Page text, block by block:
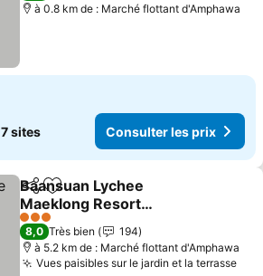
à 0.8 km de : Marché flottant d'Amphawa
7 sites Consulter les prix
PartagerAjouter à mes favoris
Baansuan Lychee
Maeklong Resort
Ampawa
Consulter les prix
3 Étoiles
8,0 Très bien
194
à 5.2 km de : Marché flottant d'Amphawa
Vues paisibles sur le jardin et la terrasse